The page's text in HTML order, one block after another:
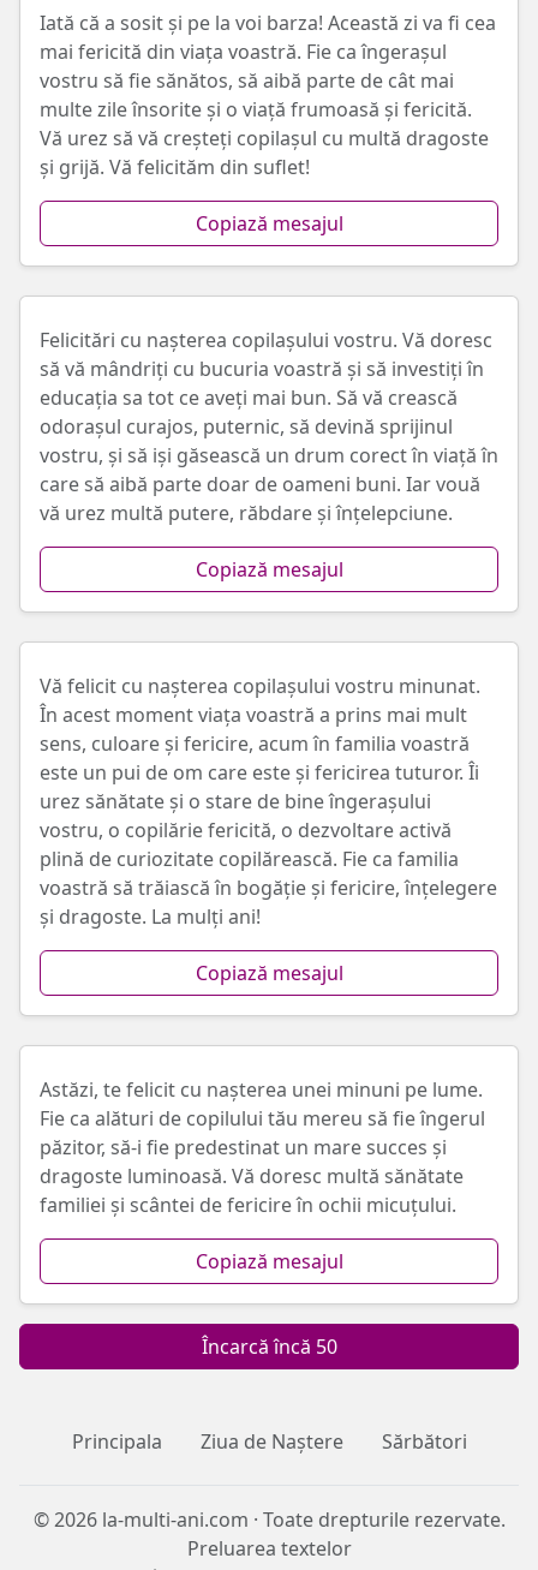
Iată că a sosit și pe la voi barza! Această zi va fi cea
mai fericită din viața voastră. Fie ca îngerașul
vostru să fie sănătos, să aibă parte de cât mai
multe zile însorite și o viață frumoasă și fericită.
Vă urez să vă creșteți copilașul cu multă dragoste
și grijă. Vă felicităm din suflet!
Copiază mesajul
Felicitări cu nașterea copilașului vostru. Vă doresc
să vă mândriți cu bucuria voastră și să investiți în
educația sa tot ce aveți mai bun. Să vă crească
odorașul curajos, puternic, să devină sprijinul
vostru, și să iși găsească un drum corect în viață în
care să aibă parte doar de oameni buni. Iar vouă
vă urez multă putere, răbdare și înțelepciune.
Copiază mesajul
Vă felicit cu nașterea copilașului vostru minunat.
În acest moment viața voastră a prins mai mult
sens, culoare și fericire, acum în familia voastră
este un pui de om care este și fericirea tuturor. Îi
urez sănătate și o stare de bine îngerașului
vostru, o copilărie fericită, o dezvoltare activă
plină de curiozitate copilărească. Fie ca familia
voastră să trăiască în bogăție și fericire, înțelegere
și dragoste. La mulți ani!
Copiază mesajul
Astăzi, te felicit cu nașterea unei minuni pe lume.
Fie ca alături de copilului tău mereu să fie îngerul
păzitor, să-i fie predestinat un mare succes și
dragoste luminoasă. Vă doresc multă sănătate
familiei și scântei de fericire în ochii micuțului.
Copiază mesajul
Încarcă încă 50
Principala Ziua de Naștere Sărbători
© 2026 la-multi-ani.com · Toate drepturile rezervate.
Preluarea textelor